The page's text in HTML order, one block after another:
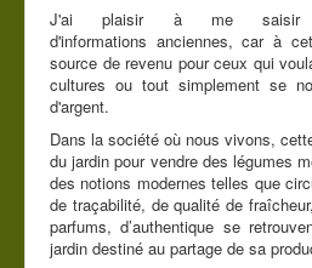
J'ai plaisir à me saisir
d'informations anciennes, car à
source de revenu pour ceux qui
cultures ou tout simplement se
d'argent.
Dans la société où nous vivons,
du jardin pour vendre des légumes
des notions modernes telles que
de traçabilité, de qualité de
parfums, d’authentique se
jardin destiné au partage de sa